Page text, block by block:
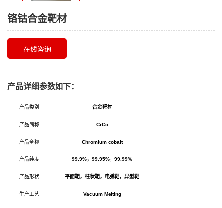
铬钴合金靶材
在线咨询
产品详细参数如下：
产品类别 合金靶材
产品简称 CrCo
产品全称 Chromium cobalt
产品纯度 99.9%，99.95%，99.99%
产品形状 平面靶，柱状靶，电弧靶，异型靶
生产工艺 Vacuum Melting